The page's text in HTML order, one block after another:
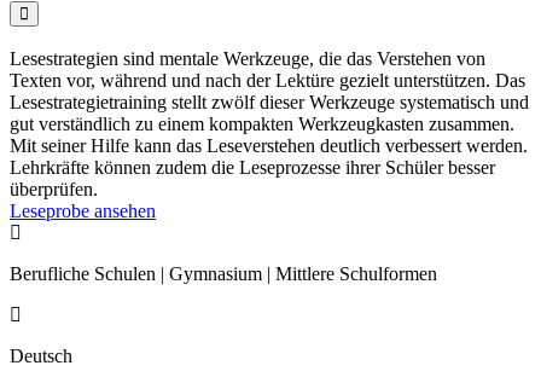

Lesestrategien sind mentale Werkzeuge, die das Verstehen von
Texten vor, während und nach der Lektüre gezielt unterstützen. Das
Lesestrategietraining stellt zwölf dieser Werkzeuge systematisch und
gut verständlich zu einem kompakten Werkzeugkasten zusammen.
Mit seiner Hilfe kann das Leseverstehen deutlich verbessert werden.
Lehrkräfte können zudem die Leseprozesse ihrer Schüler besser
überprüfen.
Leseprobe ansehen

Berufliche Schulen | Gymnasium | Mittlere Schulformen

Deutsch